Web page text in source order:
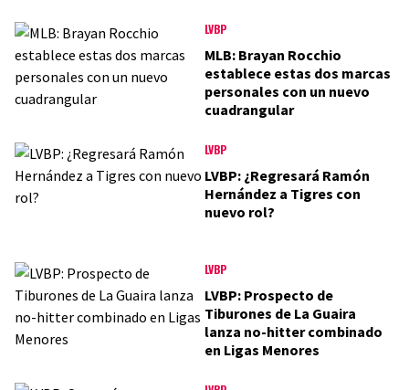
LVBP
MLB: Brayan Rocchio
establece estas dos marcas
personales con un nuevo
cuadrangular
LVBP
LVBP: ¿Regresará Ramón
Hernández a Tigres con
nuevo rol?
LVBP
LVBP: Prospecto de
Tiburones de La Guaira
lanza no-hitter combinado
en Ligas Menores